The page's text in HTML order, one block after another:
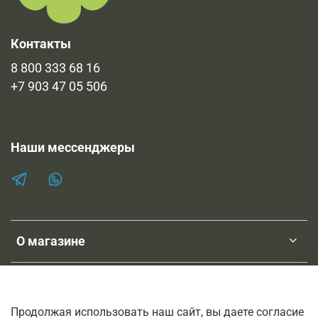
О магазине
Контакты
8 800 333 68 16
+7 903 47 05 506
Наши мессенджеры
Продолжая использовать наш сайт, вы даете согласие